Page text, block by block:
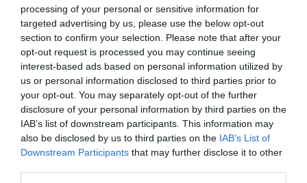
processing of your personal or sensitive information for
targeted advertising by us, please use the below opt-out
section to confirm your selection. Please note that after your
opt-out request is processed you may continue seeing
interest-based ads based on personal information utilized by
us or personal information disclosed to third parties prior to
your opt-out. You may separately opt-out of the further
disclosure of your personal information by third parties on the
IAB’s list of downstream participants. This information may
also be disclosed by us to third parties on the IAB’s List of
Downstream Participants that may further disclose it to other
comunicación
son responsabilidad de
nuestros gobernantes"
Una revolución tecnológica que incluye desde la
substitución de los combustibles sólidos por la
electricidad, la conducción autónoma (coches sin
conductores), y que hará de nuestros vehículos
herramientas limpias y respetuosas con el medio